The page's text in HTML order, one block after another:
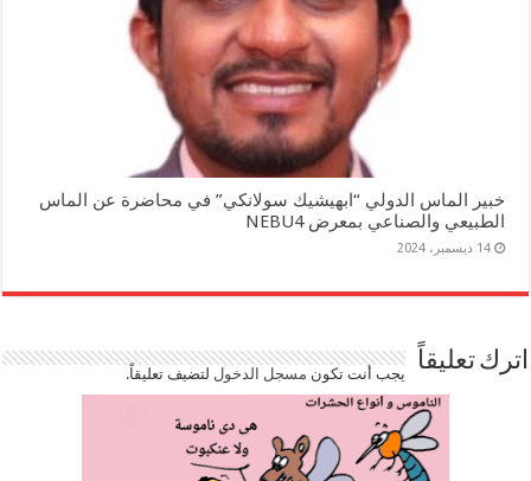
خبير الماس الدولي “ابهيشيك سولانكي” في محاضرة عن الماس
الطبيعي والصناعي بمعرض NEBU4
14 ديسمبر، 2024
اترك تعليقاً يجب أنت تكون مسجل الدخوللتضيف تعليقاً.